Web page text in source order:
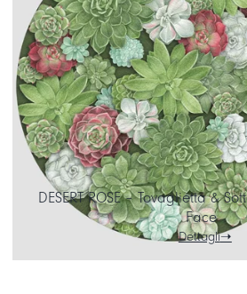
DESERT ROSE – Tovaglietta &
Face
Dettagli